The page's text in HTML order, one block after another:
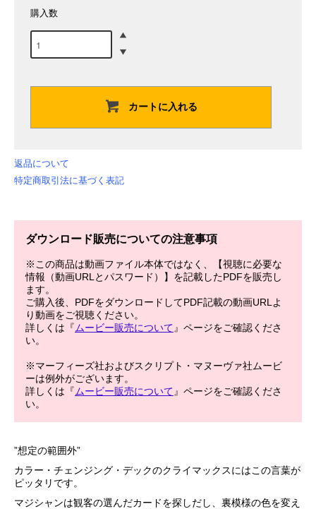
購入数
カートに入れる
返品について
特定商取引法に基づく表記
ダウンロード販売についての注意事項
※この商品は動画ファイル本体ではなく、【視聴に必要な
情報（動画URLとパスワード）】を記載したPDFを販売し
ます。
ご購入後、PDFをダウンロードしてPDF記載の動画URLよ
り動画をご視聴ください。
詳しくは『 ムービー販売について 』ページをご確認くださ
い。
※マーフィーズ社およびスクリプト・マヌーヴァ社ムービ
ーは例外がございます。
詳しくは『 ムービー販売について 』ページをご確認くださ
い。
”想定の範囲外”
カラー・チェンジング・デックのクライマックスにはこの言葉が
ピッタリです。
マジシャンは観客の選んだカードを探しだし、裏模様の色を変え